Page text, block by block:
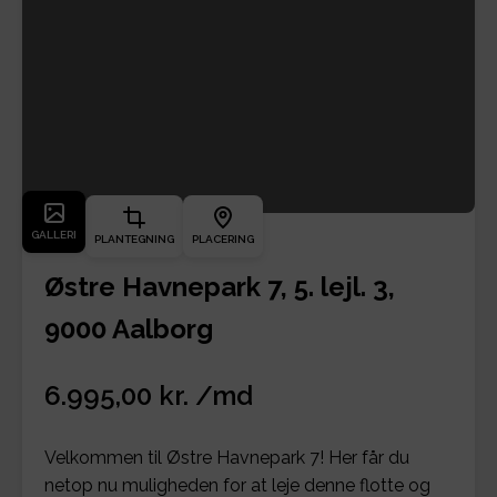
GALLERI PLANTEGNING PLACERING
Østre Havnepark 7, 5. lejl. 3,
9000 Aalborg
6.995,00 kr. /md
Velkommen til Østre Havnepark 7! Her får du
netop nu muligheden for at leje denne flotte og